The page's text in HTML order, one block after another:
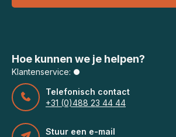
Hoe kunnen we je helpen?
Klantenservice:
Telefonisch contact
+31 (0)488 23 44 44
Stuur een e-mail